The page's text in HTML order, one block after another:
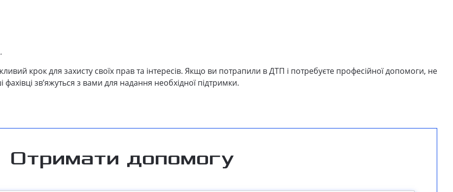
крок для захисту своїх прав та інтересів. Якщо ви потрапили в ДТП і потребуєте професійної допомоги, не
зв’яжуться з вами для надання необхідної підтримки.
Отримати допомогу